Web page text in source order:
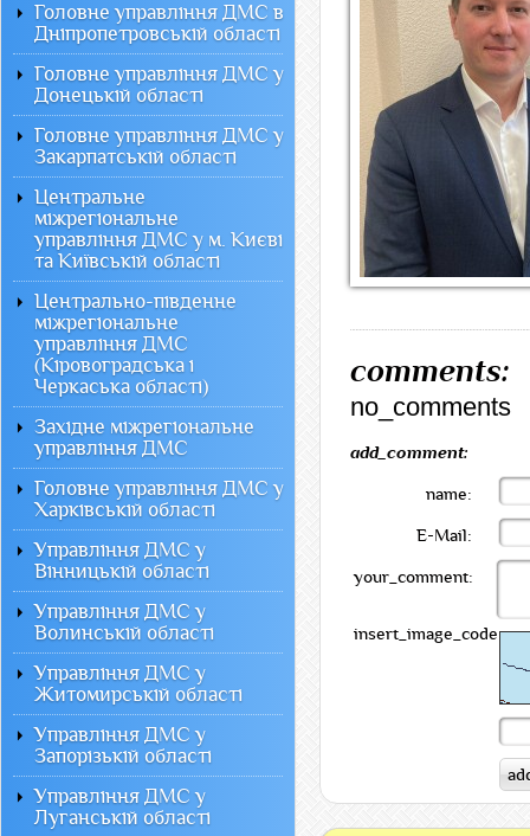
comments:
no_comments
add_comment:
name:
E-Mail:
your_comment:
insert_image_code:
Головне управління ДМС в
Дніпропетровській області
Головне управління ДМС у
Донецькій області
Головне управління ДМС у
Закарпатській області
Центральне
міжрегіональне
управління ДМС у м. Києві
та Київській області
Центрально-південне
міжрегіональне
управління ДМС
(Кіровоградська і
Черкаська області)
Західне міжрегіональне
управління ДМС
Головне управління ДМС у
Харківській області
Управління ДМС у
Вінницькій області
Управління ДМС у
Волинській області
Управління ДМС у
Житомирській області
Управління ДМС у
Запорізькій області
Управління ДМС у
Луганській області